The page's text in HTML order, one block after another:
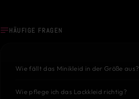
HÄUFIGE FRAGEN
Wie fällt das Minikleid in der Größe aus?
Wie pflege ich das Lackkleid richtig?